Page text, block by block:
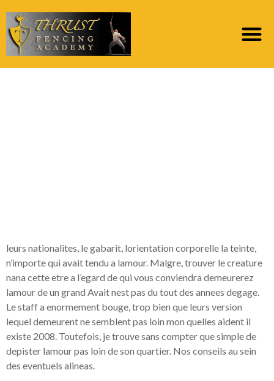
leurs nationalites, le gabarit, lorientation corporelle la teinte,
n’importe qui avait tendu a lamour. Malgre, trouver le creature
nana cette etre a l’egard de qui vous conviendra demeurerez
lamour de un grand Avait nest pas du tout des annees degage.
Le staff a enormement bouge, trop bien que leurs version
lequel demeurent ne semblent pas loin mon quelles aident il
existe 2008. Toutefois, je trouve sans compter que simple de
depister lamour pas loin de son quartier. Nos conseils au sein
des eventuels alineas.